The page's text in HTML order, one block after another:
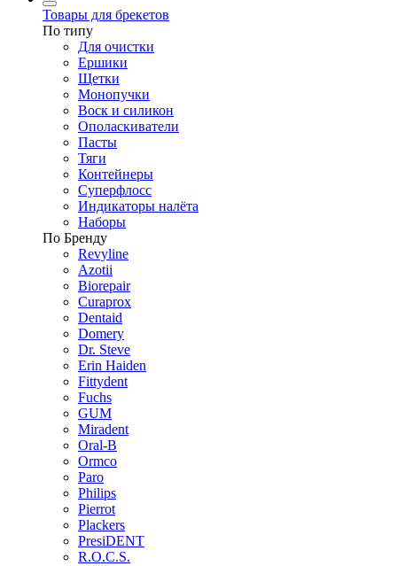
Товары для брекетов
По типу
Для очистки
Ершики
Щетки
Монопучки
Воск и силикон
Ополаскиватели
Пасты
Тяги
Контейнеры
Суперфлосс
Индикаторы налёта
Наборы
По Бренду
Revyline
Azotii
Biorepair
Curaprox
Dentaid
Domery
Dr. Steve
Erin Haiden
Fittydent
Fuchs
GUM
Miradent
Oral-B
Ormco
Paro
Philips
Pierrot
Plackers
PresiDENT
R.O.C.S.